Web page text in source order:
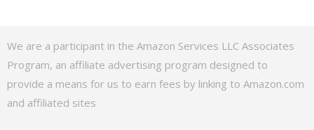
We are a participant in the Amazon Services LLC Associates
Program, an affiliate advertising program designed to
provide a means for us to earn fees by linking to Amazon.com
and affiliated sites